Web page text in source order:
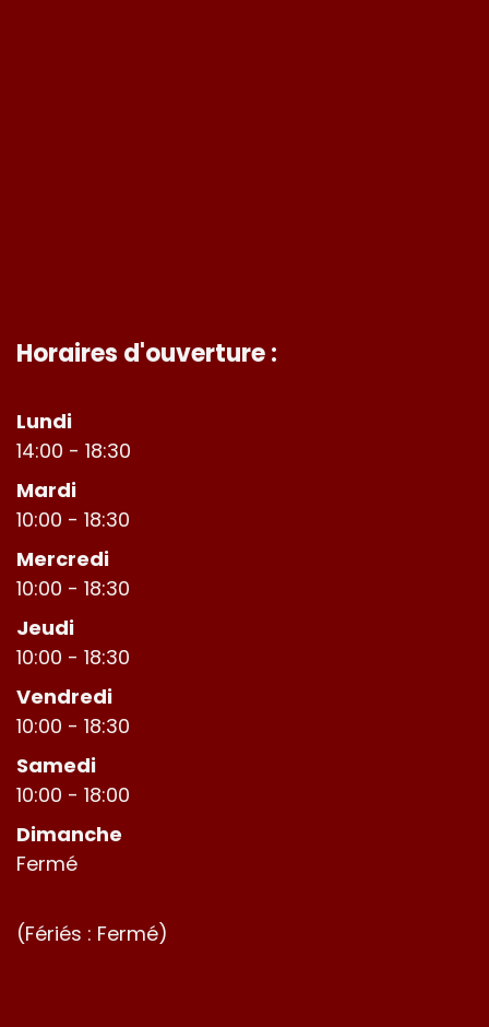
Horaires d'ouverture :
Lundi
14:00 - 18:30
Mardi
10:00 - 18:30
Mercredi
10:00 - 18:30
Jeudi
10:00 - 18:30
Vendredi
10:00 - 18:30
Samedi
10:00 - 18:00
Dimanche
Fermé
(Fériés : Fermé)